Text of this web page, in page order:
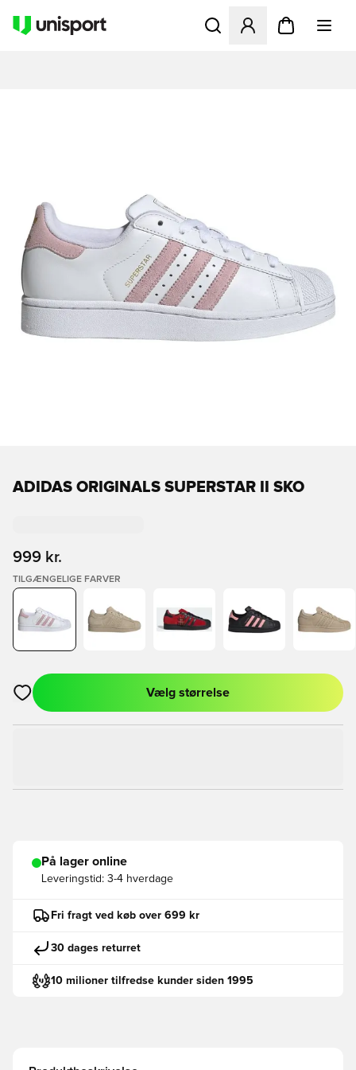
Åbner en Modal til at
ADIDAS ORIGINALS SUPERSTAR II SKO
999 kr.
TILGÆNGELIGE FARVER
Åbner en Modal til at logge ind eller tilmelde dig som medlem
Vælg størrelse
På lager online
Leveringstid: 3-4 hverdage
Fri fragt ved køb over 699 kr
30 dages returret
10 milioner tilfredse kunder siden 1995